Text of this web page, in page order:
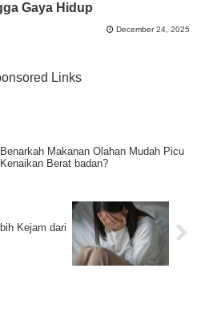
Gaya Hidup
December 24, 2025
Links
Benarkah Makanan Olahan Mudah Picu
Kenaikan Berat badan?
Kejam dari